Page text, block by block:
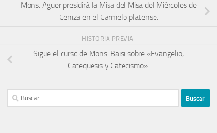
Mons. Aguer presidirá la Misa del Misa del Miércoles de
Ceniza en el Carmelo platense.
HISTORIA PREVIA
Sigue el curso de Mons. Baisi sobre «Evangelio,
Catequesis y Catecismo».